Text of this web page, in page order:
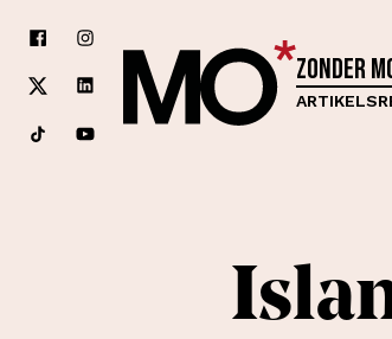
Zonder
ARTIKELS